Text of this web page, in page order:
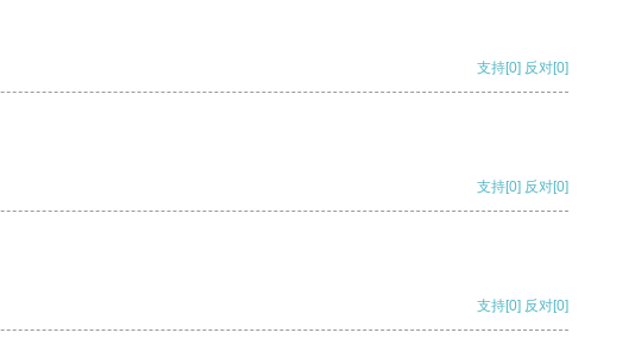
支持[0] 反对[0]
支持[0] 反对[0]
支持[0] 反对[0]